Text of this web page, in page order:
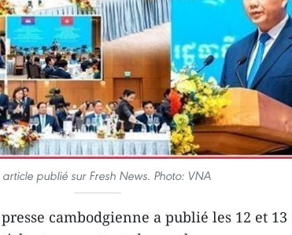
article publié sur Fresh News. Photo: VNA
cambodgienne a publié les 12 et 13